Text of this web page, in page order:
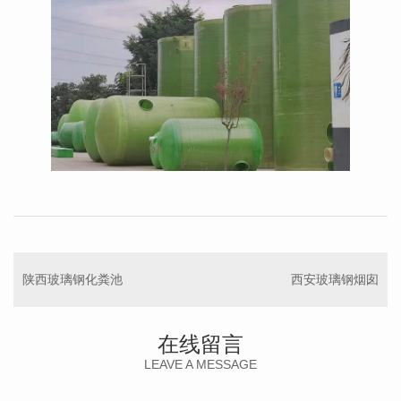
陕西玻璃钢化粪池 西安玻璃钢烟囱
在线留言
LEAVE A MESSAGE